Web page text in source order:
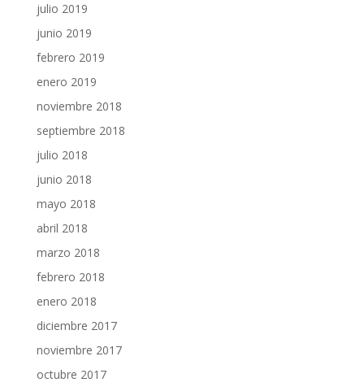
julio 2019
junio 2019
febrero 2019
enero 2019
noviembre 2018
septiembre 2018
julio 2018
junio 2018
mayo 2018
abril 2018
marzo 2018
febrero 2018
enero 2018
diciembre 2017
noviembre 2017
octubre 2017